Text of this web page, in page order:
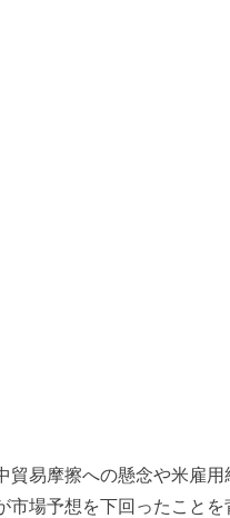
貿易摩擦への懸念や米雇用
市場予想を下回ったことを